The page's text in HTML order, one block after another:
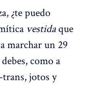
¿te puedo
vestidaque
marchar un 29
como a
jotos y